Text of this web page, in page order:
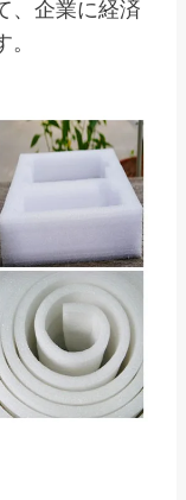
、企業に経済